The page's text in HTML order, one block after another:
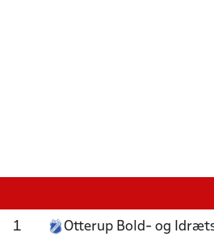
1 Otterup Bold- og